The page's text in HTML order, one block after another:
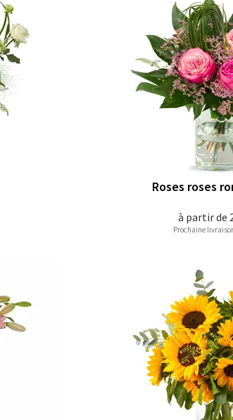
à partir de
Roses roses
Prochaine